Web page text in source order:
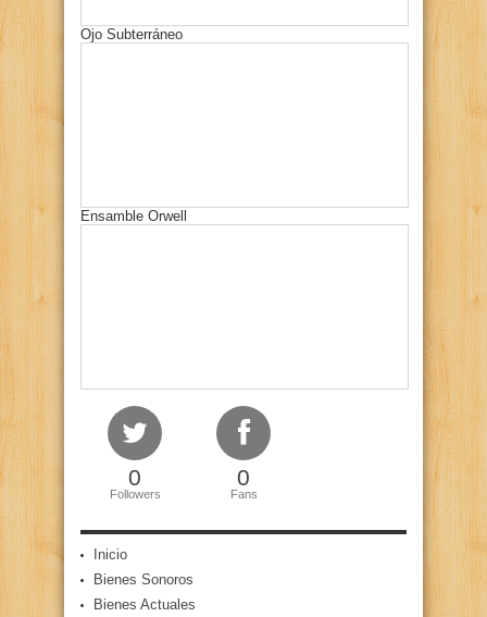
Ojo Subterráneo
Ensamble Orwell
0
Followers
0
Fans
Inicio
Bienes Sonoros
Bienes Actuales